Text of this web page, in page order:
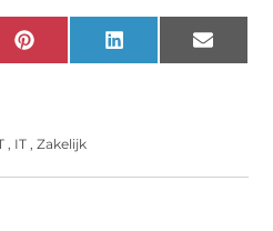
Pinterest LinkedIn Email
, IT ,Zakelijk